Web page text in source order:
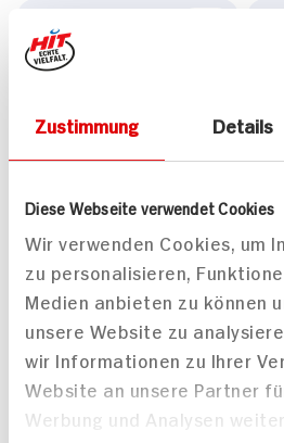
Zustimmung Details
Diese Webseite verwendet Cookies
Wir verwenden Cookies, um
zu personalisieren,
Medien anbieten zu können
unsere Website zu
wir Informationen zu Ihrer
Website an unsere Partner
Werbung und Analysen
Seeberger Cashewkerne
150g Beutel
21x verfügbar
4.99
Passende Rezepte